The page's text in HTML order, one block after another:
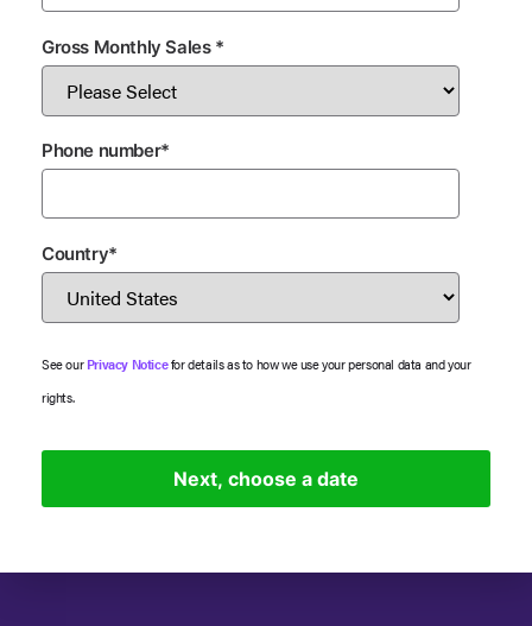
Gross Monthly Sales *
Phone number*
Country*
See our Privacy Noticefor details as to how we use your personal data and your
rights.